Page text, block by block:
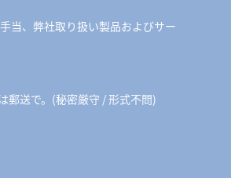
当、弊社取り扱い製品およびサー
郵送で。(秘密厳守 / 形式不問)